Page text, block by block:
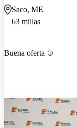
Saco, ME
63 millas
Buena oferta